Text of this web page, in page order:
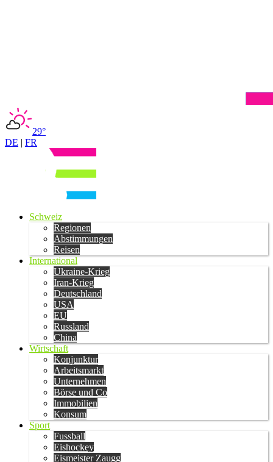
29°
DE | FR
Schweiz
Regionen
Abstimmungen
Reisen
International
Ukraine-Krieg
Iran-Krieg
Deutschland
USA
EU
Russland
China
Wirtschaft
Konjunktur
Arbeitsmarkt
Unternehmen
Börse und Co
Immobilien
Konsum
Sport
Fussball
Eishockey
Eismeister Zaugg